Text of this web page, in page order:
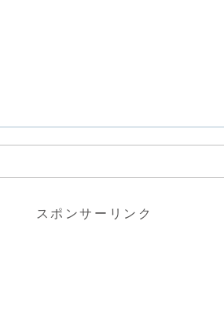
スポンサーリンク